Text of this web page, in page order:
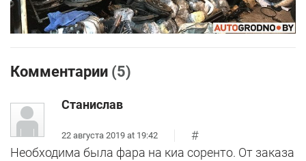
Комментарии (5)
Станислав
22 августа 2019 at 19:42
#
Необходима была фара на киа соренто. От заказа